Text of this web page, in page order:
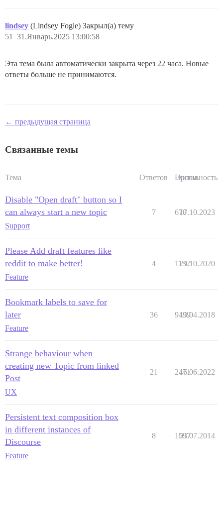
lindsey (Lindsey Fogle) Закрыл(а) тему
31.Январь.2025 13:00:58
51
Эта тема была автоматически закрыта через 22 часа. Новые
ответы больше не принимаются.
← предыдущая страница
Связанные темы
Тема Ответов Просм.
Активность
Disable "Open draft" button so I
can always start a new topic
Support
7 670
17.10.2023
Please Add draft features like
reddit to make better!
Feature
4 1132
29.10.2020
Bookmark labels to save for
later
Feature
36 9499
13.04.2018
Strange behaviour when
creating new Topic from linked
Post
UX
21 2471
16.06.2022
Persistent text composition box
in different instances of
Discourse
Feature
8 1597
03.07.2014